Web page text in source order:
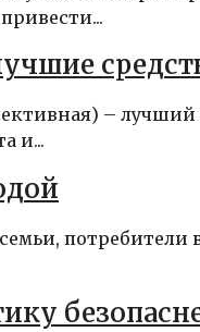
–
и...
потребители